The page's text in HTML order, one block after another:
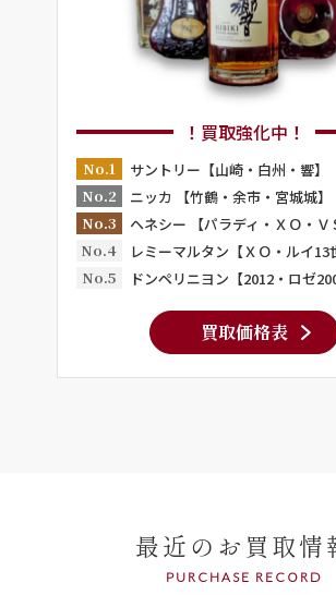
！買取強化中！
No.1
サントリー【山崎・白州・響】
No.2
ニッカ 【竹鶴・余市・宮城城】
No.3
ヘネシー 【パラディ・ＸＯ・Ｖ
No.4
レミーマルタン【ＸＯ・ルイ13
No.5
ドンペリニヨン【2012・ロゼ
買取価格表
最近のお買取情
PURCHASE RECORD